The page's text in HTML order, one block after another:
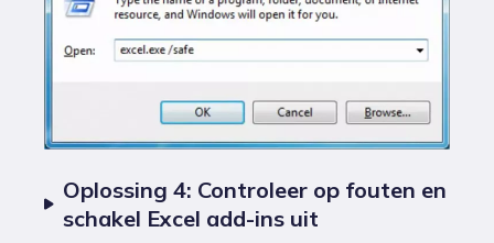
Oplossing 4: Controleer op fouten en
schakel Excel add-ins uit